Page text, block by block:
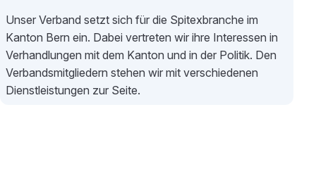
Unser Verband setzt sich für die Spitexbranche im
Kanton Bern ein. Dabei vertreten wir ihre Interessen in
Verhandlungen mit dem Kanton und in der Politik. Den
Verbandsmitgliedern stehen wir mit verschiedenen
Dienstleistungen zur Seite.